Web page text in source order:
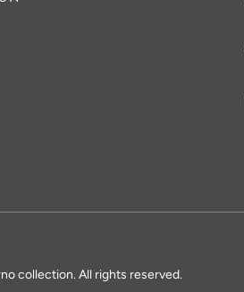
collection. All rights reserved.